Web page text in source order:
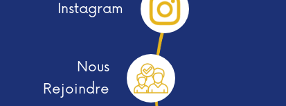
Instagram
Nous
Rejoindre